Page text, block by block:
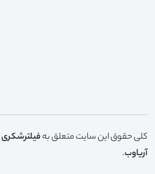
کلی حقوق این سایت متعلق بهفیلترشکری
آریاوب.